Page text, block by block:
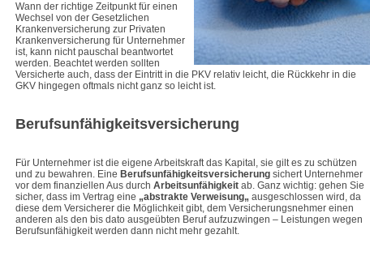
Wann der richtige Zeitpunkt für einen
Wechsel von der Gesetzlichen
Krankenversicherung zur Privaten
Krankenversicherung für Unternehmer
ist, kann nicht pauschal beantwortet
werden. Beachtet werden sollten
Versicherte auch, dass der Eintritt in die PKV relativ leicht, die Rückkehr in die
GKV hingegen oftmals nicht ganz so leicht ist.
Berufsunfähigkeitsversicherung
Für Unternehmer ist die eigene Arbeitskraft das Kapital, sie gilt es zu schützen
und zu bewahren. Eine Berufsunfähigkeitsversicherung sichert Unternehmer
vor dem finanziellen Aus durch Arbeitsunfähigkeit ab. Ganz wichtig: gehen Sie
sicher, dass im Vertrag eine „abstrakte Verweisung„ ausgeschlossen wird, da
diese dem Versicherer die Möglichkeit gibt, dem Versicherungsnehmer einen
anderen als den bis dato ausgeübten Beruf aufzuzwingen – Leistungen wegen
Berufsunfähigkeit werden dann nicht mehr gezahlt.